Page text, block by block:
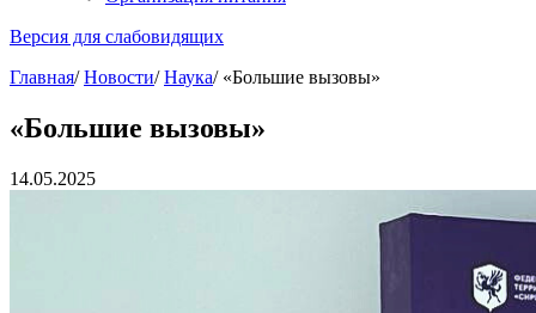
Версия для слабовидящих
Главная/ Новости/ Наука/ «Большие вызовы»
«Большие вызовы»
14.05.2025